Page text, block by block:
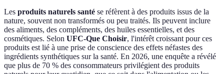
Les produits naturels santé se réfèrent à des produits issus de la
nature, souvent non transformés ou peu traités. Ils peuvent inclure
des aliments, des compléments, des huiles essentielles, et des
cosmétiques. Selon UFC-Que Choisir, l'intérêt croissant pour ces
produits est lié à une prise de conscience des effets néfastes des
ingrédients synthétiques sur la santé. En 2026, une enquête a révélé
que plus de 70 % des consommateurs privilégient des produits